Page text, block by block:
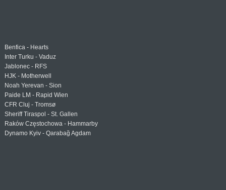
Benfica - Hearts
Inter Turku - Vaduz
Jablonec - RFS
HJK - Motherwell
Noah Yerevan - Sion
Paide LM - Rapid Wien
CFR Cluj - Tromsø
Sheriff Tiraspol - St. Gallen
Raków Częstochowa - Hammarby
Dynamo Kyiv - Qarabağ Agdam